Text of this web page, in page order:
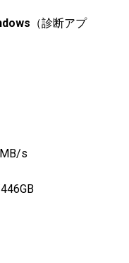
（診断アプ
s